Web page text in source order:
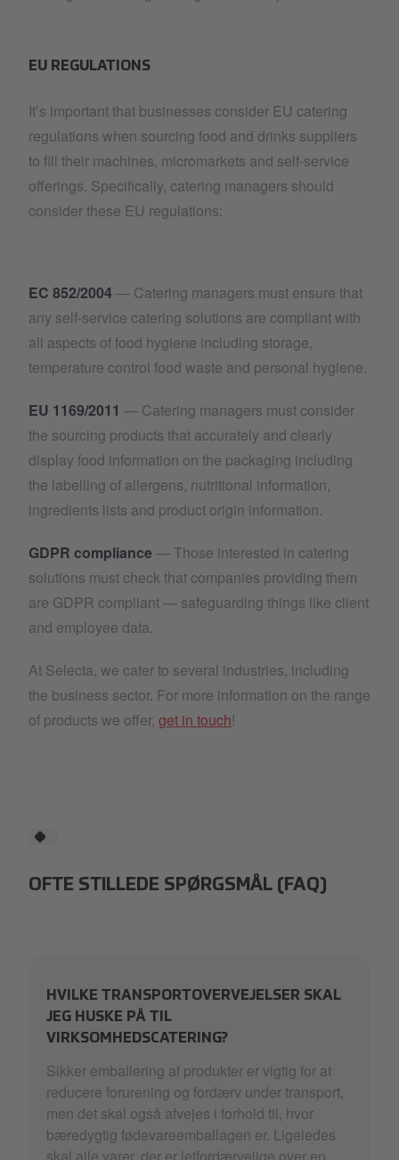
EU REGULATIONS
It’s important that businesses consider EU catering
regulations when sourcing food and drinks suppliers
to fill their machines, micromarkets and self-service
offerings. Specifically, catering managers should
consider these EU regulations:
EC 852/2004— Catering managers must ensure that
any self-service catering solutions are compliant with
all aspects of food hygiene including storage,
temperature control food waste and personal hygiene.
EU 1169/2011 — Catering managers must consider
the sourcing products that accurately and clearly
display food information on the packaging including
the labelling of allergens, nutritional information,
ingredients lists and product origin information.
GDPR compliance— Those interested in catering
solutions must check that companies providing them
are GDPR compliant — safeguarding things like client
and employee data.
At Selecta, we cater to several industries, including
the business sector. For more information on the range
of products we offer, get in touch!
OFTE STILLEDE SPØRGSMÅL (FAQ)
HVILKE TRANSPORTOVERVEJELSER SKAL
JEG HUSKE PÅ TIL
VIRKSOMHEDSCATERING?
Sikker emballering af produkter er vigtig for at
reducere forurening og fordærv under transport,
men det skal også afvejes i forhold til, hvor
bæredygtig fødevareemballagen er. Ligeledes
skal alle varer, der er letfordærvelige over en